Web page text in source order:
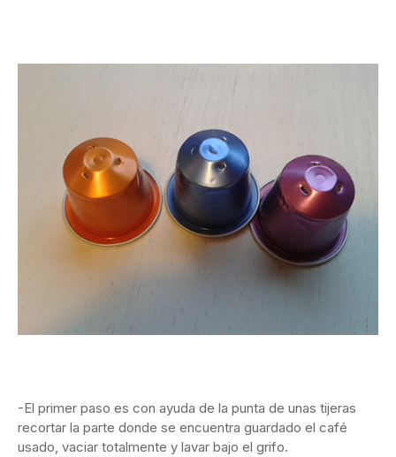
-El primer paso es con ayuda de la punta de unas tijeras
recortar la parte donde se encuentra guardado el café
usado, vaciar totalmente y lavar bajo el grifo.